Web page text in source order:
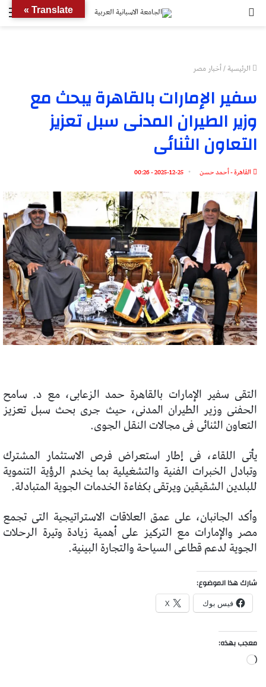
الرئيسية/أخبار مصر
سفير الإمارات بالقاهرة يبحث مع
وزير الطيران المدنى سبل تعزيز
التعاون الثنائى
القاهرة - أحمد حسن 2025-12-25 - 00:26
التقى سفير الإمارات بالقاهرة حمد الزعابى، مع د. سامح
الحفنى وزير الطيران المدنى، حيث جرى بحث سبل تعزيز
التعاون الثنائى فى مجالات النقل الجوى.
يأتى اللقاء، فى إطار استعراض فرص الاستثمار المشترك
وتبادل الخبرات الفنية والتشغيلية بما يخدم الرؤية التنموية
للبلدين الشقيقين ويرتقى بكفاءة الخدمات الجوية المتبادلة.
وأكد الجانبان، على عمق العلاقات الاستراتيجية التى تجمع
مصر والإمارات مع التركيز على أهمية زيادة وتيرة الرحلات
الجوية لدعم قطاعى السياحة والتجارة البينية.
شارك هذا الموضوع:
فيس بوك X
معجب بهذه:
جاري
Translate »